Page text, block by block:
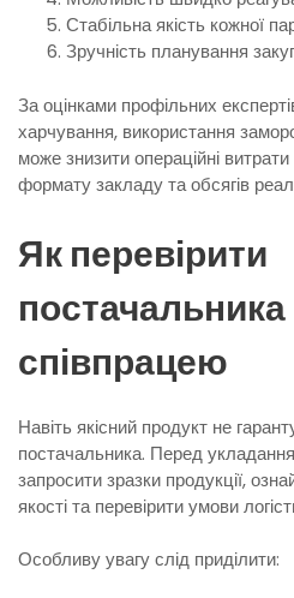
Стабільна якість кожної
Зручність планування
За оцінками профільних
харчування, використання
може знизити операційні
формату закладу та обсягів
Як перевірити
співпрацею
Навіть якісний продукт не
постачальника. Перед
запросити зразки продукції,
якості та перевірити умови
Особливу увагу слід приділити: